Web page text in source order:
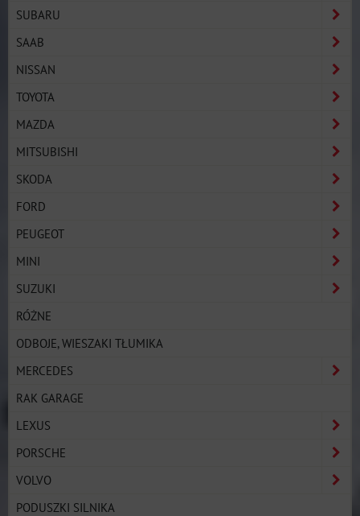
SUBARU
SAAB
NISSAN
TOYOTA
MAZDA
MITSUBISHI
SKODA
FORD
PEUGEOT
MINI
SUZUKI
RÓŻNE
ODBOJE, WIESZAKI TŁUMIKA
MERCEDES
RAK GARAGE
LEXUS
PORSCHE
VOLVO
PODUSZKI SILNIKA